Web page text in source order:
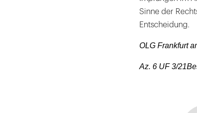
Sinne der
Entscheidung.
OLG Frankfurt
Az. 6 UF 3/21